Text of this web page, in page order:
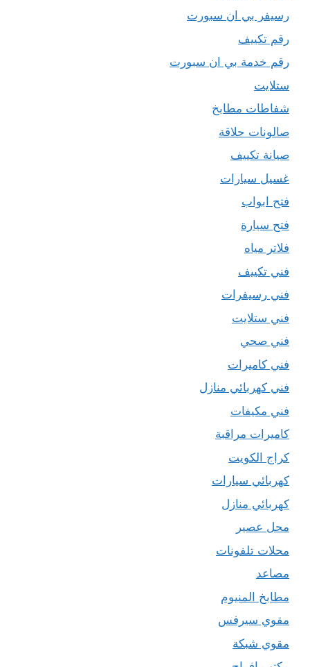
رسيفر بي ان سبورت
رقم تكييف
رقم خدمة بي ان سبورت
ستلايت
شفاطات مطابخ
صالونات حلاقة
صيانة تكييف
غسيل سيارات
فتح ابواب
فتح سيارة
فلاتر مياه
فني تكييف
فني رسيفرات
فني ستلايت
فني صحي
فني كاميرات
فني كهربائي منازل
فني مكيفات
كاميرات مراقبة
كراج الكويت
كهربائي سيارات
كهربائي منازل
محل عصير
محلات تلفونات
مصاعد
مطابخ المنيوم
مقوي سيرفس
مقوي شبكة